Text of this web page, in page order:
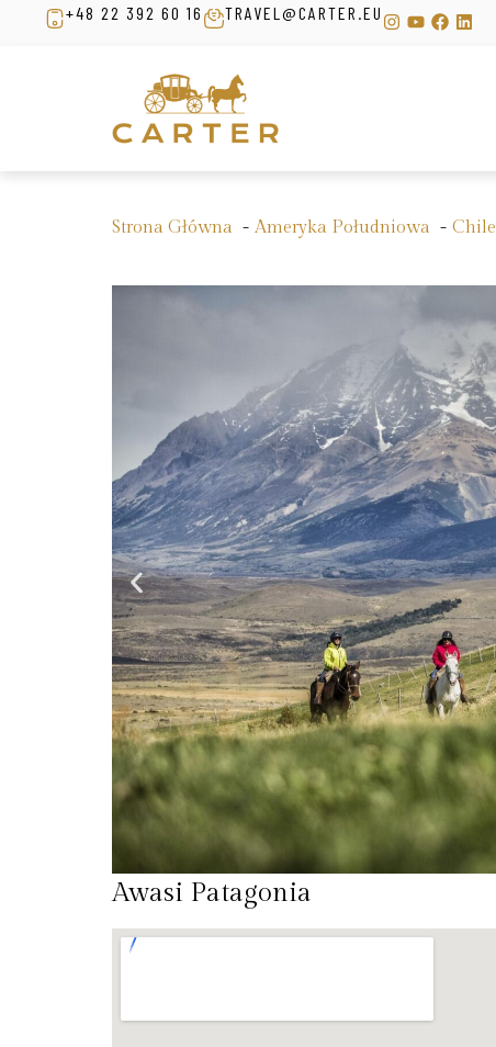
+48 22 392 60 16 TRAVEL@CARTER.EU
Strona Główna Ameryka Południowa Chile
Awasi Patagonia